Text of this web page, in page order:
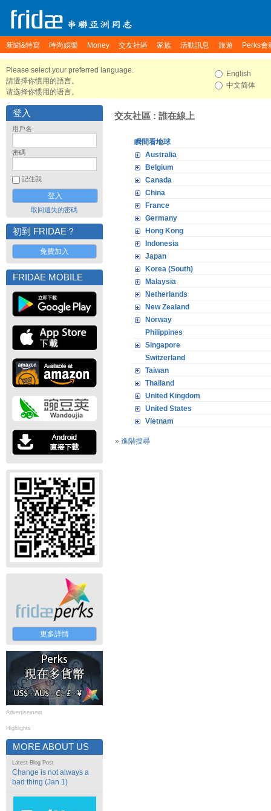
新聞&特寫 時尚娛樂 Money 交友社區 家族 活動訊息 旅遊 Perks會
Please select your preferred language.
請選擇你慣用的語言。
请选择你惯用的语言。
English
中文简体
登入
用戶名
密碼
記住我
取回遺失的密碼
初到 FRIDAE？
免費加入
FRIDAE MOBILE
更多詳情
Advertisement
Highlights
MORE ABOUT US
Latest Blog Post
Change is not always a
bad thing (Jan 1)
交友社區 : 誰在線上
瞬間看地球
Australia
Belgium
Canada
China
France
Germany
Hong Kong
Indonesia
Japan
Korea (South)
Malaysia
Netherlands
New Zealand
Norway
Philippines
Singapore
Switzerland
Taiwan
Thailand
United Kingdom
United States
Vietnam
» 進階搜尋